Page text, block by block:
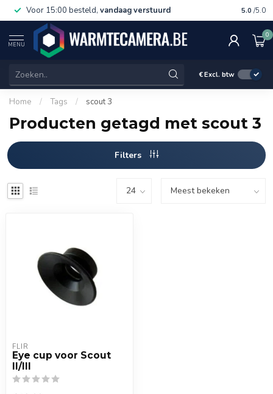
Voor 15:00 besteld, vandaag verstuurd Gratis
5.0 /5.0
MENU
0
€Excl. btw
Home / Tags / scout 3
Producten getagd met scout 3
Filters
FLIR
Eye cup voor Scout
II/III